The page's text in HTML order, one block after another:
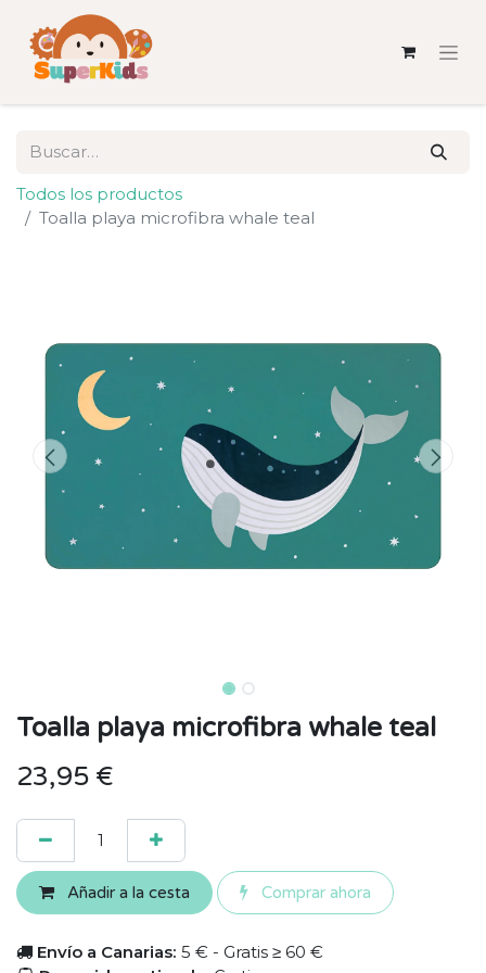
Todos los productos
Toalla playa microfibra whale teal
Toalla playa microfibra whale teal
23,95 €
Añadir a la cesta Comprar ahora
Envío a Canarias: 5 € - Gratis ≥ 60 €